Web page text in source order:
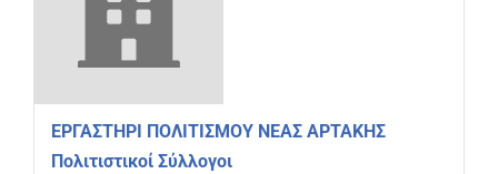
ΕΡΓΑΣΤΗΡΙ ΠΟΛΙΤΙΣΜΟΥ ΝΕΑΣ ΑΡΤΑΚΗΣ
Πολιτιστικοί Σύλλογοι